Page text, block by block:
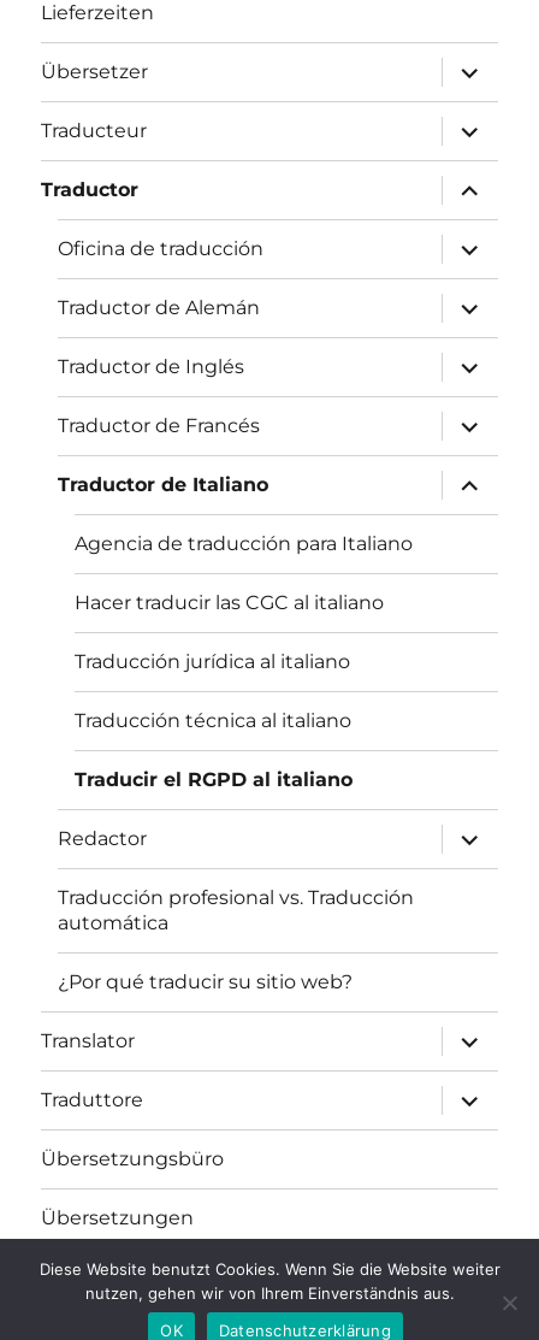
Lieferzeiten
Übersetzer
öffnen
Traducteur
öffnen
Traductor
öffnen
Oficina de traducción
öffnen
Traductor de Alemán
öffnen
Traductor de Inglés
öffnen
Traductor de Francés
öffnen
Traductor de Italiano
öffnen
Agencia de traducción para Italiano
Hacer traducir las CGC al italiano
Traducción jurídica al italiano
Traducción técnica al italiano
Traducir el RGPD al italiano
Redactor
öffnen
Traducción profesional vs. Traducción
automática
¿Por qué traducir su sitio web?
Translator
öffnen
Traduttore
öffnen
Übersetzungsbüro
Übersetzungen
Übersetzungsbüro fh-translations.com
Stolz präsentiert
von WordPress
Diese Website benutzt Cookies. Wenn Sie die Website weiter
nutzen, gehen wir von Ihrem Einverständnis aus.
OK
Datenschutzerklärung